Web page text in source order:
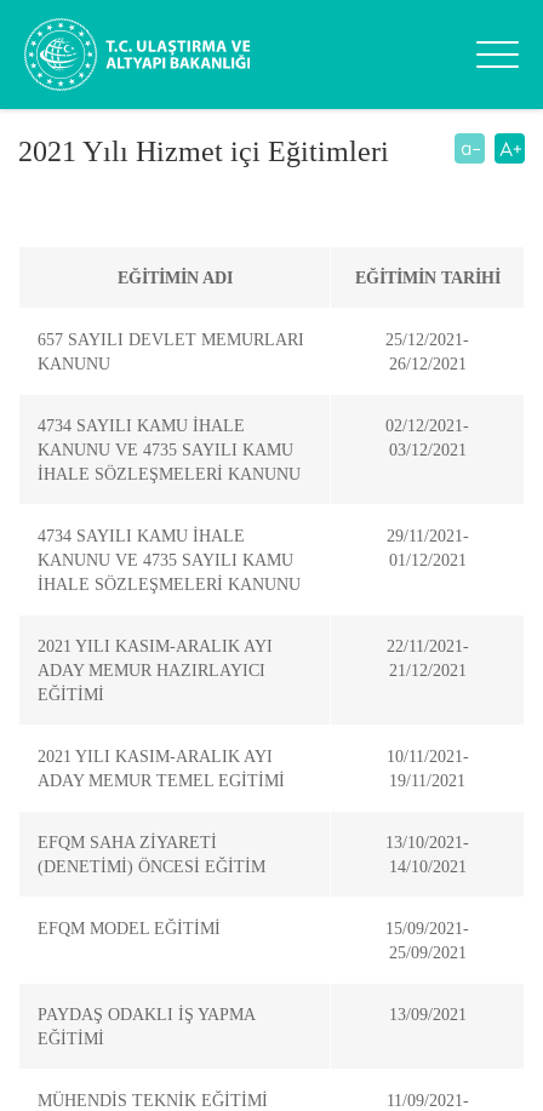
2021 Yılı Hizmet içi Eğitimleri
EĞİTİMİN ADI EĞİTİMİN TARİHİ
657 SAYILI DEVLET MEMURLARI
KANUNU
25/12/2021-
26/12/2021
4734 SAYILI KAMU İHALE
KANUNU VE 4735 SAYILI KAMU
İHALE SÖZLEŞMELERİ KANUNU
02/12/2021-
03/12/2021
4734 SAYILI KAMU İHALE
KANUNU VE 4735 SAYILI KAMU
İHALE SÖZLEŞMELERİ KANUNU
29/11/2021-
01/12/2021
2021 YILI KASIM-ARALIK AYI
ADAY MEMUR HAZIRLAYICI
EĞİTİMİ
22/11/2021-
21/12/2021
2021 YILI KASIM-ARALIK AYI
ADAY MEMUR TEMEL EGİTİMİ
10/11/2021-
19/11/2021
EFQM SAHA ZİYARETİ
(DENETİMİ) ÖNCESİ EĞİTİM
13/10/2021-
14/10/2021
EFQM MODEL EĞİTİMİ
15/09/2021-
25/09/2021
PAYDAŞ ODAKLI İŞ YAPMA
EĞİTİMİ
13/09/2021
MÜHENDİS TEKNİK EĞİTİMİ
11/09/2021-